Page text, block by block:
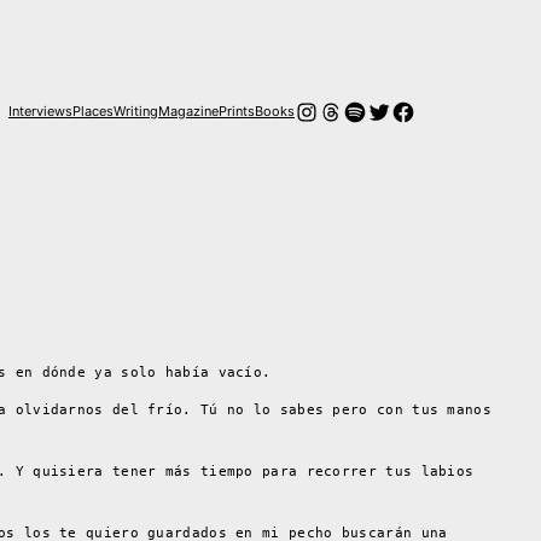
InterviewsPlacesWritingMagazinePrintsBooksInstagram
Hilos
Spotify
Twitter
Facebook
dónde ya solo había vacío.
olvidarnos del frío. Tú no lo sabes pero con tus manos
Y quisiera tener más tiempo para recorrer tus labios
te quiero guardados en mi pecho buscarán una